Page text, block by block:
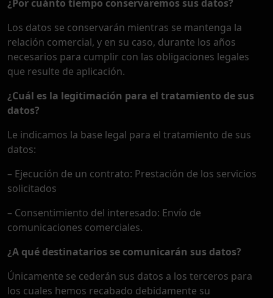
¿Por cuánto tiempo conservaremos sus datos?
Los datos se conservarán mientras se mantenga la
relación comercial, y en su caso, durante los años
necesarios para cumplir con las obligaciones legales
que resulte de aplicación.
¿Cuál es la legitimación para el tratamiento de sus
datos?
Le indicamos la base legal para el tratamiento de sus
datos:
– Ejecución de un contrato: Prestación de los servicios
solicitados
– Consentimiento del interesado: Envío de
comunicaciones comerciales.
¿A qué destinatarios se comunicarán sus datos?
Únicamente se cederán sus datos a los terceros para
los cuales hemos recabado debidamente su